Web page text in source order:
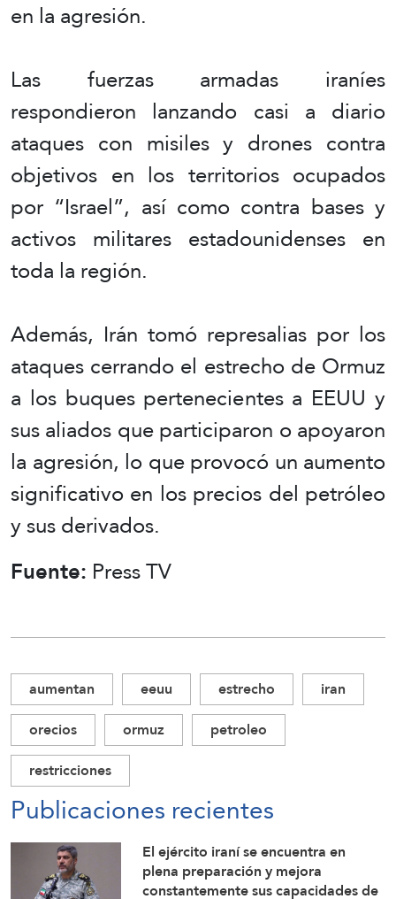
en la agresión.
Las fuerzas armadas iraníes
respondieron lanzando casi a diario
ataques con misiles y drones contra
objetivos en los territorios ocupados
por “Israel”, así como contra bases y
activos militares estadounidenses en
toda la región.
Además, Irán tomó represalias por los
ataques cerrando el estrecho de Ormuz
a los buques pertenecientes a EEUU y
sus aliados que participaron o apoyaron
la agresión, lo que provocó un aumento
significativo en los precios del petróleo
y sus derivados.
Fuente: Press TV
aumentan eeuu estrecho
iran
orecios
ormuz
petroleo
restricciones
Publicaciones recientes
El ejército iraní se encuentra en
plena preparación y mejora
constantemente sus capacidades de